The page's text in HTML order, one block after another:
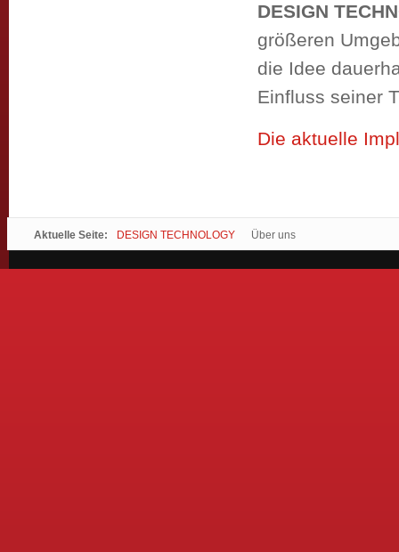
DESIGN
größeren
die Idee
Einfluss seiner
Die aktuelle
Aktuelle Seite: DESIGN TECHNOLOGY Über uns